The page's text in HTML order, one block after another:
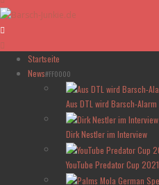
Skip to content
Startseite
News#FF0000
Aus DTL wird Barsch-Alarm
Dirk Nestler im Interview
YouTube Predator Cup 2021